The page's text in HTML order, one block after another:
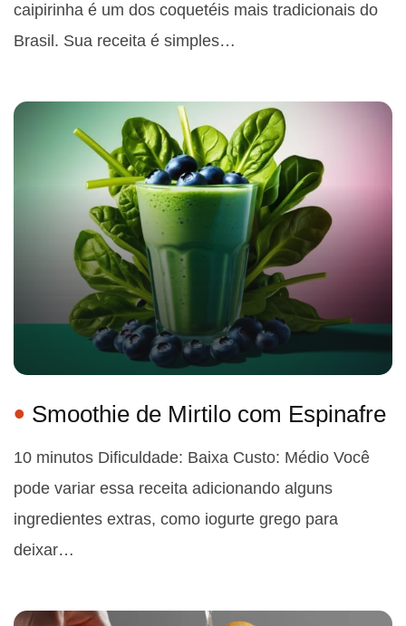
caipirinha é um dos coquetéis mais tradicionais do
Brasil. Sua receita é simples…
Smoothie de Mirtilo com Espinafre
10 minutos Dificuldade: Baixa Custo: Médio Você
pode variar essa receita adicionando alguns
ingredientes extras, como iogurte grego para
deixar…